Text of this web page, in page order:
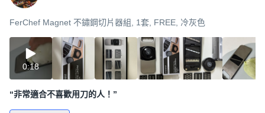
FerChef Magnet 不鏽鋼切片器組, 1套, FREE, 冷灰色
0:18
“非常適合不喜歡用刀的人！”